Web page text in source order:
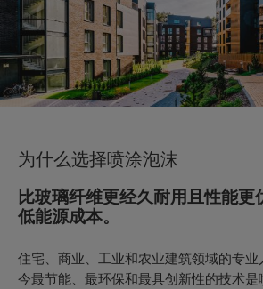
为什么选择喷涂泡沫
比玻璃纤维更经久耐用且性能更
低能源成本。
住宅、商业、工业和农业建筑领域的专业
今最节能、最环保和最具创新性的技术是